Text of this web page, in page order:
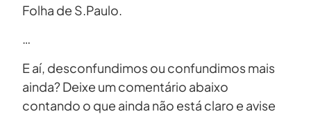
Folha de S.Paulo.
…
E aí, desconfundimos ou confundimos mais
ainda? Deixe um comentário abaixo
contando o que ainda não está claro e avise